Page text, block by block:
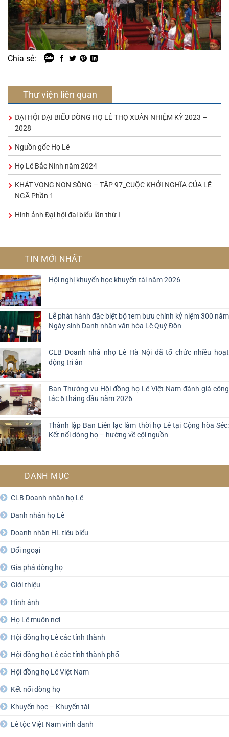
Chia sẻ:
Thư viện liên quan
ĐẠI HỘI ĐẠI BIỂU DÒNG HỌ LÊ THỌ XUÂN NHIỆM KỲ 2023 –
2028
Nguồn gốc Họ Lê
Họ Lê Bắc Ninh năm 2024
KHÁT VỌNG NON SÔNG – TẬP 97_CUỘC KHỞI NGHĨA CỦA LÊ
NGÃ Phần 1
Hình ảnh Đại hội đại biểu lần thứ I
TIN MỚI NHẤT
Hội nghị khuyến học khuyến tài năm 2026
Lễ phát hành đặc biệt bộ tem bưu chính kỷ niệm 300 năm
Ngày sinh Danh nhân văn hóa Lê Quý Đôn
CLB Doanh nhâ nhọ Lê Hà Nội đã tổ chức nhiều hoạt
động tri ân
Ban Thường vụ Hội đồng họ Lê Việt Nam đánh giá công
tác 6 tháng đầu năm 2026
Thành lập Ban Liên lạc lâm thời họ Lê tại Cộng hòa Séc:
Kết nối dòng họ – hướng về cội nguồn
DANH MỤC
CLB Doanh nhân họ Lê
Danh nhân họ Lê
Doanh nhân HL tiêu biểu
Đối ngoại
Gia phả dòng họ
Giới thiệu
Hình ảnh
Họ Lê muôn nơi
Hội đồng họ Lê các tỉnh thành
Hội đồng họ Lê các tỉnh thành phố
Hội đồng họ Lê Việt Nam
Kết nối dòng họ
Khuyến học – Khuyến tài
Lê tộc Việt Nam vinh danh